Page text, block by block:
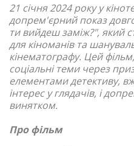
21 січня 2024 року у
допрем'єрний показ
ти вийдеш заміж?", який
для кіноманів та
кінематографу. Цей
соціальні теми через
елементами детективу,
інтерес у глядачів, і
винятком.
Про фільм